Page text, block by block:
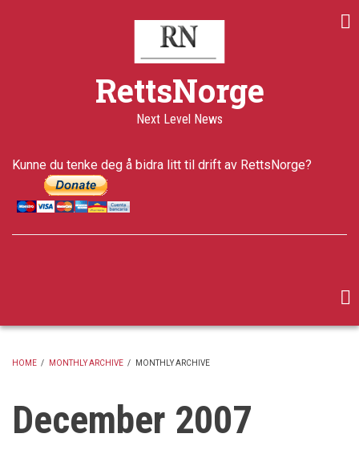
RettsNorge
Next Level News
Kunne du tenke deg å bidra litt til drift av RettsNorge?
HOME / MONTHLY ARCHIVE / MONTHLY ARCHIVE
December 2007